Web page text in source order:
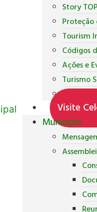
Story
Tourism
Códigos
Ações e
Turismo
Visite
Município